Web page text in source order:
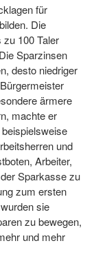
für
Die
zu 100 Taler
Sparzinsen
desto niedriger
ärmere
machte er
und
Arbeiter,
Sparkasse zu
zum ersten
sie
zu bewegen,
und mehr